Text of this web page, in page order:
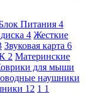
Питания 4
4 Жесткие
Звуковая карта 6
2 Материнские
для мыши
наушники
12 1 1